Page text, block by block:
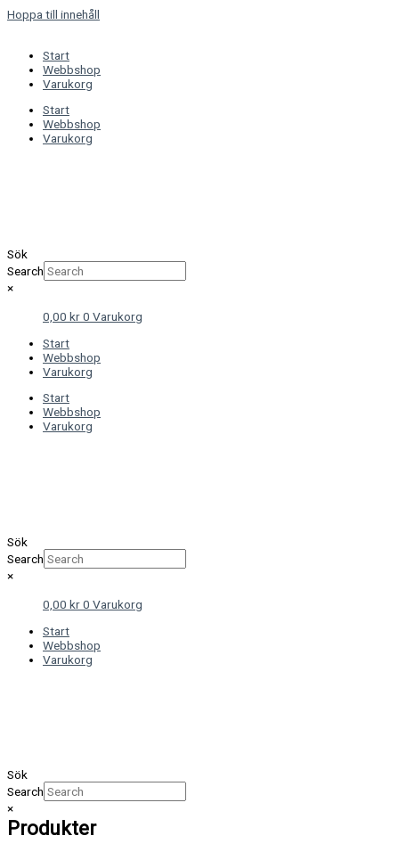
Hoppa till innehåll
Start
Webbshop
Varukorg
Start
Webbshop
Varukorg
Sök
Search
×
0,00 kr0 Varukorg
Start
Webbshop
Varukorg
Start
Webbshop
Varukorg
Sök
Search
×
0,00 kr0 Varukorg
Start
Webbshop
Varukorg
Sök
Search
×
Produkter